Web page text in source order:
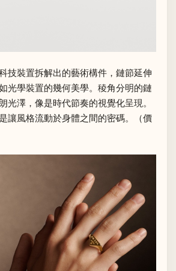
技裝置拆解出的藝術構件，鏈節延伸
光學裝置的幾何美學。稜角分明的鏈
光澤，像是時代節奏的視覺化呈現。
讓風格流動於身體之間的密碼。（價